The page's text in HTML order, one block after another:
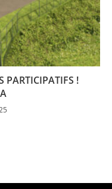
PARTICIPATIFS !